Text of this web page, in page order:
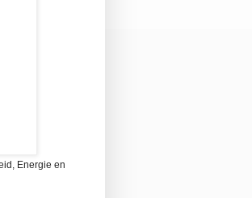
Energie en